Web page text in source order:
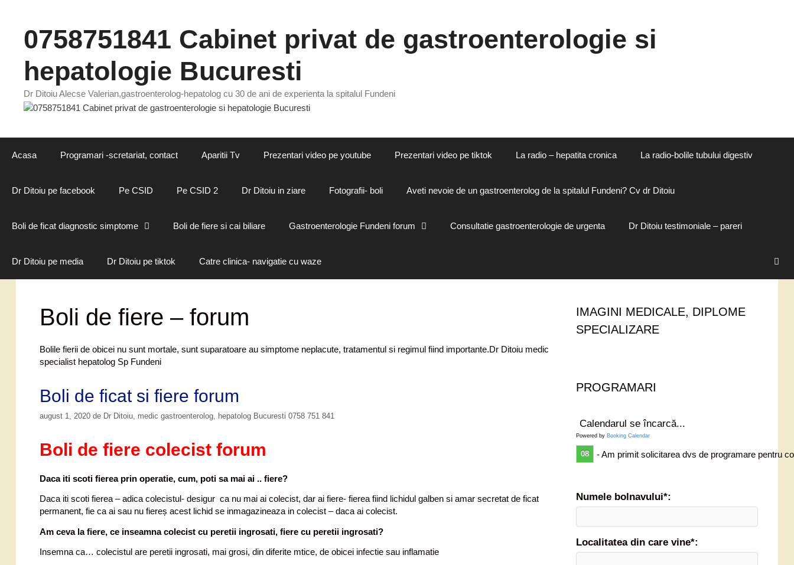
conținut0758751841 Cabinet privat de gastroenterologie si
hepatologie Bucuresti
Dr Ditoiu Alecse Valerian,gastroenterolog-hepatolog cu 30 de ani de experienta la spitalul Fundeni
Acasa Programari -scretariat, contact Aparitii Tv Prezentari video pe youtube Prezentari video pe tiktok La radio – hepatita cronica La radio-bolile tubului digestiv
Dr Ditoiu pe facebook Pe CSID Pe CSID 2 Dr Ditoiu in ziare Fotografii- boli Aveti nevoie de un gastroenterolog de la spitalul Fundeni? Cv dr Ditoiu
Boli de ficat diagnostic simptome Boli de fiere si cai biliare Gastroenterologie Fundeni forum Consultatie gastroenterologie de urgenta Dr Ditoiu testimoniale – pareri
Dr Ditoiu pe media Dr Ditoiu pe tiktok Catre clinica- navigatie cu waze
Boli de fiere – forum
Bolile fierii de obicei nu sunt mortale, sunt suparatoare au simptome neplacute, tratamentul si regimul fiind importante.Dr Ditoiu medic
specialist hepatolog Sp Fundeni
Boli de ficat si fiere forum
august 1, 2020 de Dr Ditoiu, medic gastroenterolog, hepatolog Bucuresti 0758 751 841
Boli de fiere colecist forum
Daca iti scoti fierea prin operatie, cum, poti sa mai ai .. fiere?
Daca iti scoti fierea – adica colecistul- desigur ca nu mai ai colecist, dar ai fiere- fierea fiind lichidul galben si amar secretat de ficat
permanent, fie ca ai sau nu fiereș acest lichid se inmagazineaza in colecist – daca ai colecist.
Am ceva la fiere, ce inseamna colecist cu peretii ingrosati, fiere cu peretii ingrosati?
Insemna ca… colecistul are peretii ingrosati, mai grosi, din diferite mtice, de obicei infectie sau inflamatie
IMAGINI MEDICALE, DIPLOME
SPECIALIZARE
PROGRAMARI
Calendarul se încarcă...
Powered by Booking Calendar
08 - Am primit solicitarea dvs de programare pentru
Numele bolnavului*:
Localitatea din care vine*: